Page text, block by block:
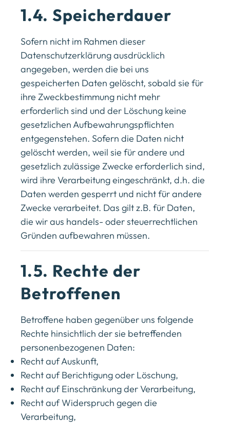
1.4. Speicherdauer
Sofern nicht im Rahmen dieser
Datenschutzerklärung ausdrücklich
angegeben, werden die bei uns
gespeicherten Daten gelöscht, sobald sie für
ihre Zweckbestimmung nicht mehr
erforderlich sind und der Löschung keine
gesetzlichen Aufbewahrungspflichten
entgegenstehen. Sofern die Daten nicht
gelöscht werden, weil sie für andere und
gesetzlich zulässige Zwecke erforderlich sind,
wird ihre Verarbeitung eingeschränkt, d.h. die
Daten werden gesperrt und nicht für andere
Zwecke verarbeitet. Das gilt z.B. für Daten,
die wir aus handels- oder steuerrechtlichen
Gründen aufbewahren müssen.
1.5. Rechte der
Betroffenen
Betroffene haben gegenüber uns folgende
Rechte hinsichtlich der sie betreffenden
personenbezogenen Daten:
Recht auf Auskunft,
Recht auf Berichtigung oder Löschung,
Recht auf Einschränkung der Verarbeitung,
Recht auf Widerspruch gegen die
Verarbeitung,